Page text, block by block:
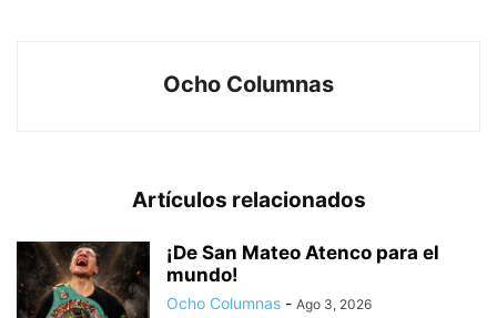
Ocho Columnas
Artículos relacionados
¡De San Mateo Atenco para el
mundo!
Ocho Columnas - Ago 3, 2026